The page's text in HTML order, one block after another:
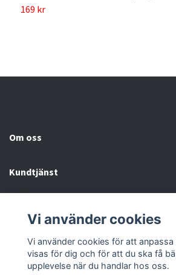
169 kr
Om oss
Kundtjänst
Sociala medier
Vi använder cookies
Vi använder cookies för att anpassa
visas för dig och för att du ska få
upplevelse när du handlar hos oss.